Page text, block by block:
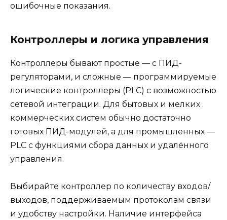
ошибочные показания.
Контроллеры и логика управления
Контроллеры бывают простые — с ПИД-
регуляторами, и сложные — программируемые
логические контроллеры (PLC) с возможностью
сетевой интеграции. Для бытовых и мелких
коммерческих систем обычно достаточно
готовых ПИД-модулей, а для промышленных —
PLC с функциями сбора данных и удалённого
управления.
Выбирайте контроллер по количеству входов/
выходов, поддерживаемым протоколам связи
и удобству настройки. Наличие интерфейса